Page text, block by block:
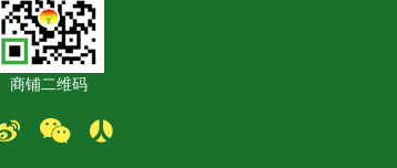
商铺二维码